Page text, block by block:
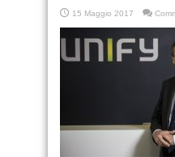
15 Maggio 2017